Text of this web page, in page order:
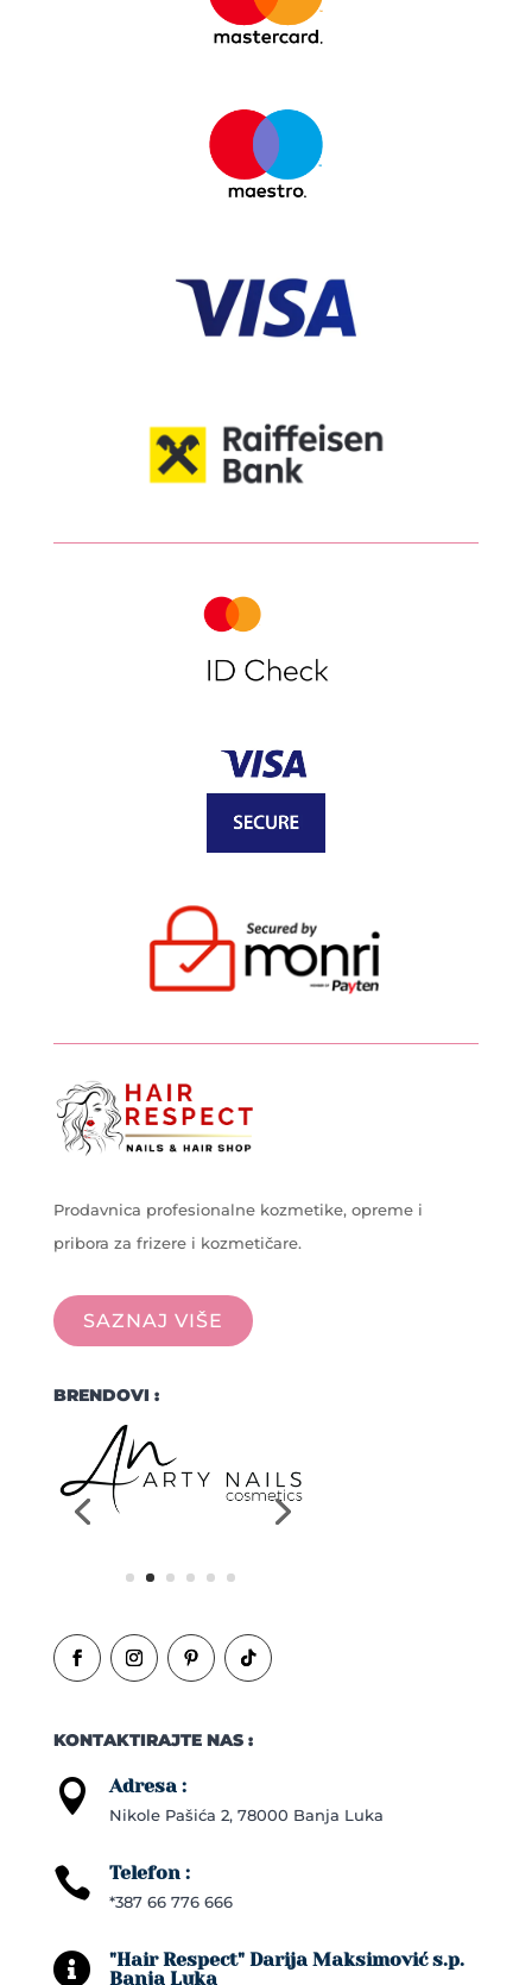
Prodavnica profesionalne kozmetike, opreme i
pribora za frizere i kozmetičare.
SAZNAJ VIŠE
BRENDOVI :
KONTAKTIRAJTE NAS :
 Adresa :
Nikole Pašića 2, 78000 Banja Luka
 Telefon :
*387 66 776 666

"Hair Respect" Darija Maksimović s.p.
Banja Luka